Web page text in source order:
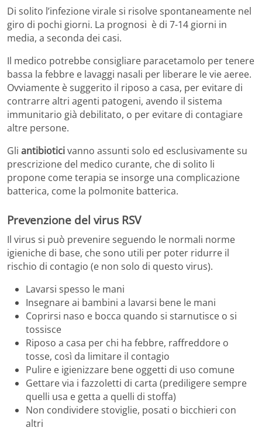
Di solito l’infezione virale si risolve spontaneamente nel
giro di pochi giorni. La prognosi è di 7-14 giorni in
media, a seconda dei casi.
Il medico potrebbe consigliare paracetamolo per tenere
bassa la febbre e lavaggi nasali per liberare le vie aeree.
Ovviamente è suggerito il riposo a casa, per evitare di
contrarre altri agenti patogeni, avendo il sistema
immunitario già debilitato, o per evitare di contagiare
altre persone.
Gli antibioticivanno assunti solo ed esclusivamente su
prescrizione del medico curante, che di solito li
propone come terapia se insorge una complicazione
batterica, come la polmonite batterica.
Prevenzione del virus RSV
Il virus si può prevenire seguendo le normali norme
igieniche di base, che sono utili per poter ridurre il
rischio di contagio (e non solo di questo virus).
Lavarsi spesso le mani
Insegnare ai bambini a lavarsi bene le mani
Coprirsi naso e bocca quando si starnutisce o si
tossisce
Riposo a casa per chi ha febbre, raffreddore o
tosse, così da limitare il contagio
Pulire e igienizzare bene oggetti di uso comune
Gettare via i fazzoletti di carta (prediligere sempre
quelli usa e getta a quelli di stoffa)
Non condividere stoviglie, posati o bicchieri con
altri